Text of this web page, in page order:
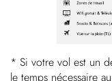
* Si votre vol est un
le temps nécessaire